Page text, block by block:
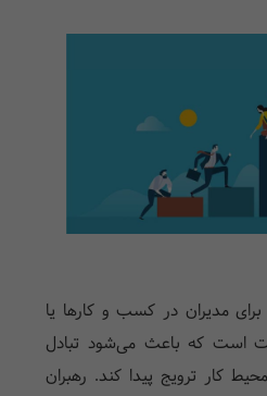
مدیران در کسب و کارها یا
است که باعث می‌شود تبادل
کار ترویج پیدا کند. رهبران